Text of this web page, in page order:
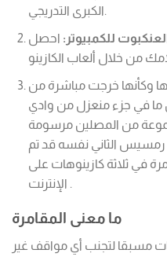
الكبرى التدريجي.
للكمبيوتر: احصل
وكأنها خرجت مباشرة من
في جزء منعزل من وادي
من المصلين مرسومة
رمسيس الثاني نفسه قد تم
في ثلاثة كازينوهات على
الإنترنت .
ما معنى المقامرة
مسبقا لتجنب أي مواقف غير